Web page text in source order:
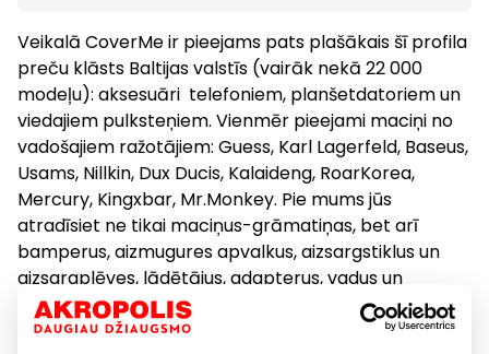
Veikalā CoverMe ir pieejams pats plašākais šī profila
preču klāsts Baltijas valstīs (vairāk nekā 22 000
modeļu): aksesuāri telefoniem, planšetdatoriem un
viedajiem pulksteņiem. Vienmēr pieejami maciņi no
vadošajiem ražotājiem: Guess, Karl Lagerfeld, Baseus,
Usams, Nillkin, Dux Ducis, Kalaideng, RoarKorea,
Mercury, Kingxbar, Mr.Monkey. Pie mums jūs
atradīsiet ne tikai maciņus-grāmatiņas, bet arī
bamperus, aizmugures apvalkus, aizsargstiklus un
aizsargplēves, lādētājus, adapterus, vadus un
kabeļus, austiņas, Hands Free austiņas, atmiņas
kartes, pašbilžu statīvus, telefona turētājus